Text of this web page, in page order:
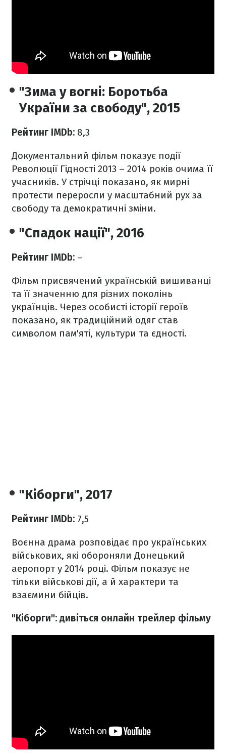
"Зима у вогні: Боротьба
України за свободу", 2015
Рейтинг IMDb: 8,3
Документальний фільм показує події
Революції Гідності 2013 – 2014 років очима її
учасників. У стрічці показано, як мирні
протести переросли у масштабний рух за
свободу та демократичні зміни.
"Спадок нації", 2016
Рейтинг IMDb: –
Фільм присвячений українській вишиванці
та її значенню для різних поколінь
українців. Через особисті історії героїв
показано, як традиційний одяг став
символом пам'яті, культури та єдності.
"Кіборги", 2017
Рейтинг IMDb: 7,5
Воєнна драма розповідає про українських
військових, які обороняли Донецький
аеропорт у 2014 році. Фільм показує не
тільки військові дії, а й характери та
взаємини бійців.
"Кіборги": дивіться онлайн трейлер фільму